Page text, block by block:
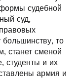
судебной
суд,
то
станет сменой
студенты и их
армия и